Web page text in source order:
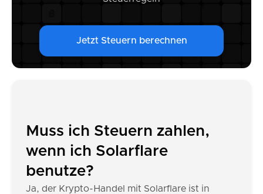
Jetzt Steuern berechnen
Muss ich Steuern zahlen,
wenn ich Solarflare
benutze?
Ja, der Krypto-Handel mit Solarflare ist in